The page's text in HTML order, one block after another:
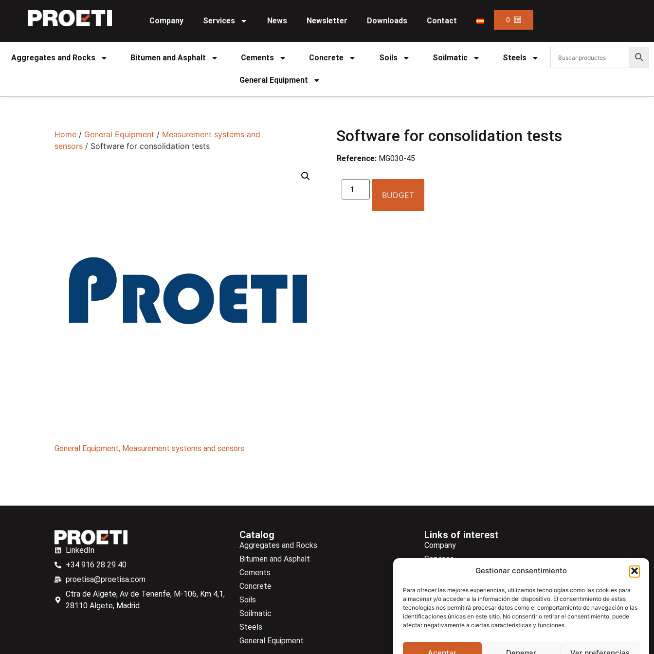
Gestionar consentimiento
Para ofrecer las mejores experiencias, utilizamos tecnologías como las cookies para
almacenar y/o acceder a la información del dispositivo. El consentimiento de estas
tecnologías nos permitirá procesar datos como el comportamiento de navegación o las
identificaciones únicas en este sitio. No consentir o retirar el consentimiento, puede
afectar negativamente a ciertas características y funciones.
Company Services News Newsletter Downloads Contact 0
Aggregates and Rocks Bitumen and Asphalt Cements Concrete Soils Soilmatic Steels
General Equipment
Home / General Equipment / Measurement systems and
sensors / Software for consolidation tests
General Equipment, Measurement systems and sensors
Software for consolidation tests
Reference: MG030-45
BUDGET
LinkedIn
+34 916 28 29 40
proetisa@proetisa.com
Ctra de Algete, Av de Tenerife, M-106, Km 4,1,
28110 Algete, Madrid
Catalog
Aggregates and Rocks
Bitumen and Asphalt
Cements
Concrete
Soils
Soilmatic
Steels
General Equipment
Links of interest
Company
Services
Newsletter
Download
Contac